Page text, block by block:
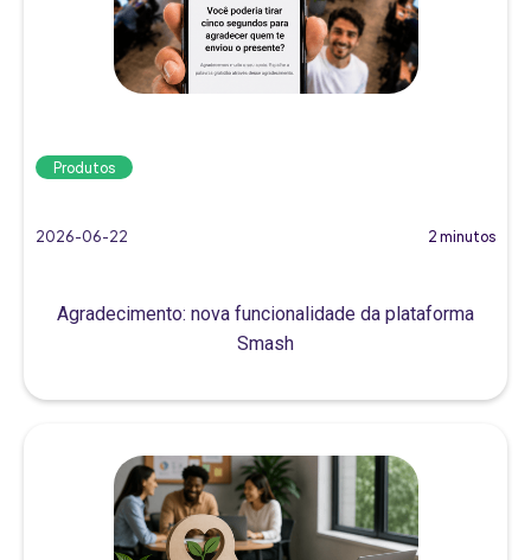
Produtos
2026-06-22 2 minutos
Agradecimento: nova funcionalidade da plataforma
Smash